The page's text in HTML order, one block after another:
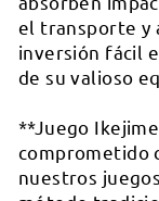
el transporte y
inversión fácil
de su valioso
**Juego
comprometido
nuestros